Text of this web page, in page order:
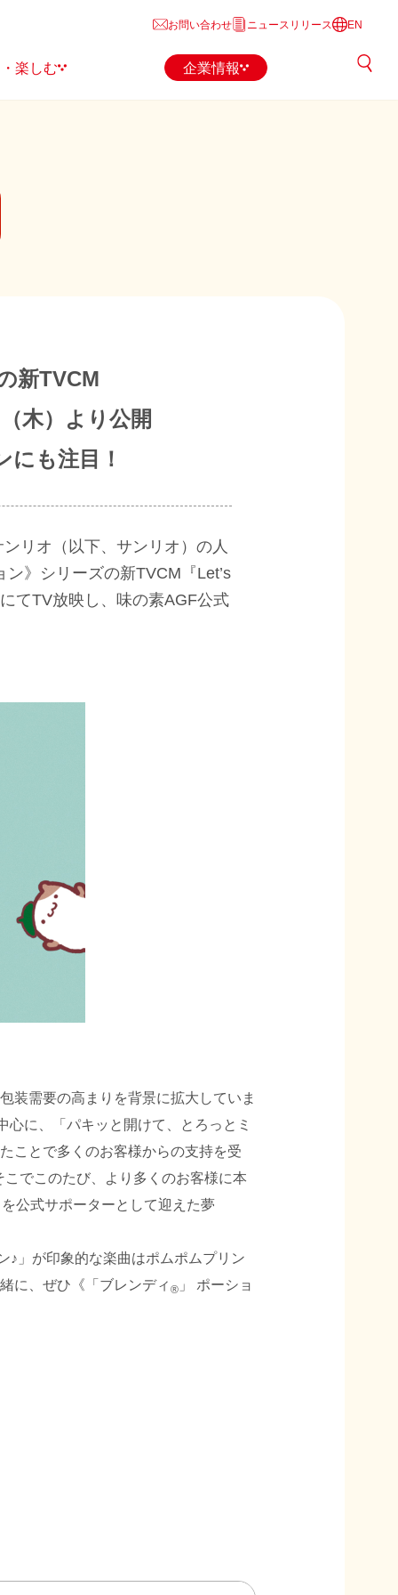
お問い合わせ ニュースリリース EN
楽しむ 企業情報
新TVCM
木）より公開
も注目！
リオ（以下、サンリオ）の人
ン》シリーズの新TVCM『Let’s
てTV放映し、味の素AGF公式
装需要の高まりを背景に拡大していま
に、「パキッと開けて、とろっとミ
ことで多くのお客様からの支持を受
こでこのたび、より多くのお客様に本
公式サポーターとして迎えた夢
♪」が印象的な楽曲はポムポムプリン
に、ぜひ《「ブレンディ ® 」 ポーショ